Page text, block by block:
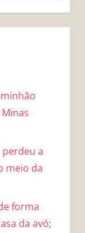
a
meio da
forma
da avó;